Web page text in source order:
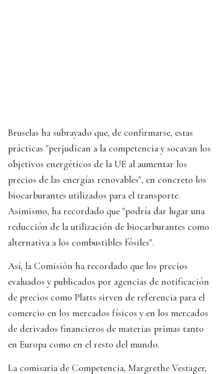
Bruselas ha subrayado que, de confirmarse, estas
prácticas "perjudican a la competencia y socavan los
objetivos energéticos de la UE al aumentar los
precios de las energías renovables", en concreto los
biocarburantes utilizados para el transporte.
Asimismo, ha recordado que "podría dar lugar una
reducción de la utilización de biocarburantes como
alternativa a los combustibles fósiles".
Así, la Comisión ha recordado que los precios
evaluados y publicados por agencias de notificación
de precios como Platts sirven de referencia para el
comercio en los mercados físicos y en los mercados
de derivados financieros de materias primas tanto
en Europa como en el resto del mundo.
La comisaria de Competencia, Margrethe Vestager,